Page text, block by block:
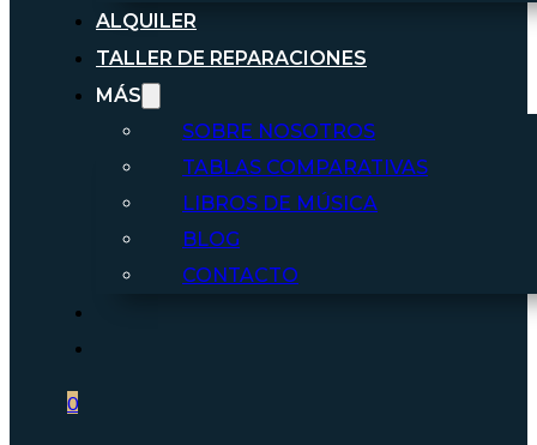
ALQUILER
TALLER DE REPARACIONES
MÁS
SOBRE NOSOTROS
TABLAS COMPARATIVAS
LIBROS DE MÚSICA
BLOG
CONTACTO
0